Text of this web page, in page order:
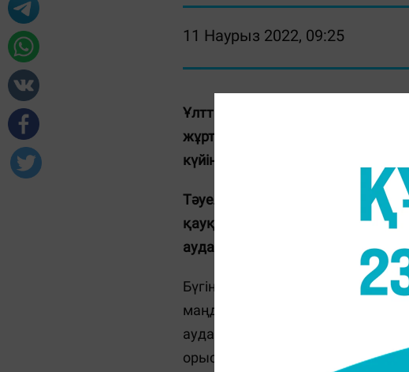
11 Наурыз 2022, 09:25
Ұлттың сақталуына да,
жұрттың өзі де жоғалады, -
күйіне тура айтылғандай.
Тәуелсіздік алғанымызға 30
қауқарымыз жетпей келеді.
аудармалар, қате мәтін мен
Бүгінде казақ тілінің ахуалы
маңдай­ша­сында мемлекеттік
аудармаларға көптің көзі де,
орыс ті­лінен сөзбе-сөз